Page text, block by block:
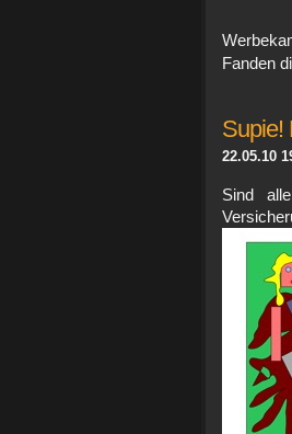
Fanden
Supie!
22.05.10
Sind